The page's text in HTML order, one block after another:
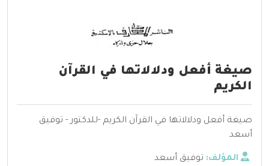
صيغة أفعل ودلالاتها في القرآن
الكريم
صيغة أفعل ودلالاتها في القرآن الكريم -للدكتور - توفيق
أسعد
المؤلف: توفيق أسعد